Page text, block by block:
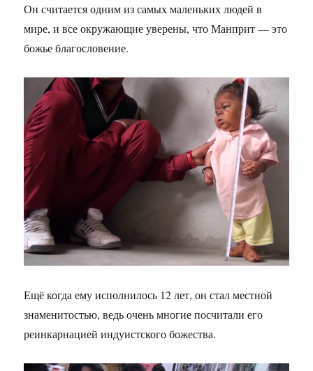
Он считается одним из самых маленьких людей в
мире, и все окружающие уверены, что Манприт — это
божье благословение.
Ещё когда ему исполнилось 12 лет, он стал местной
знаменитостью, ведь очень многие посчитали его
реинкарнацией индуистского божества.